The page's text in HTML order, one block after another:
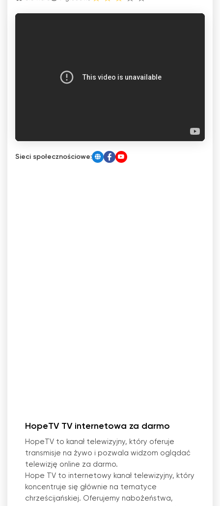
Sieci społecznościowe:
HopeTV TV internetowa za darmo
HopeTV to kanał telewizyjny, który oferuje
transmisje na żywo i pozwala widzom oglądać
telewizję online za darmo.
Hope TV to internetowy kanał telewizyjny, który
koncentruje się głównie na tematyce
chrześcijańskiej. Oferujemy nabożeństwa,